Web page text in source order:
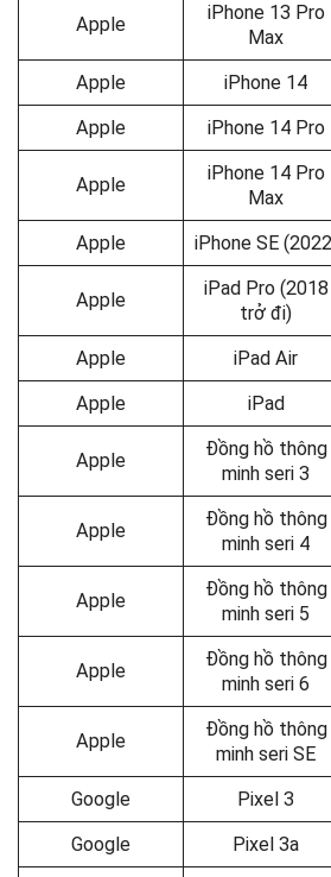
Apple
iPhone 13 Pro
Max
Apple iPhone 14
Apple
iPhone 14 Pro
Apple
iPhone 14 Pro
Max
Apple iPhone SE
Apple
iPad Pro (2018
trở đi)
Apple iPad Air
Apple
iPad
Apple
Đồng hồ thông
minh seri 3
Apple
Đồng hồ thông
minh seri 4
Apple
Đồng hồ thông
minh seri 5
Apple
Đồng hồ thông
minh seri 6
Apple
Đồng hồ thông
minh seri SE
Google Pixel 3
Google
Pixel 3a